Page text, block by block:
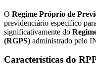
O Regime Próprio de
previdenciário específico
significativamente do
(RGPS) administrado pelo
Características do